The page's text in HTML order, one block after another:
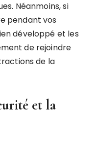
Néanmoins, si
pendant vos
développé et les
de rejoindre
de la
et la